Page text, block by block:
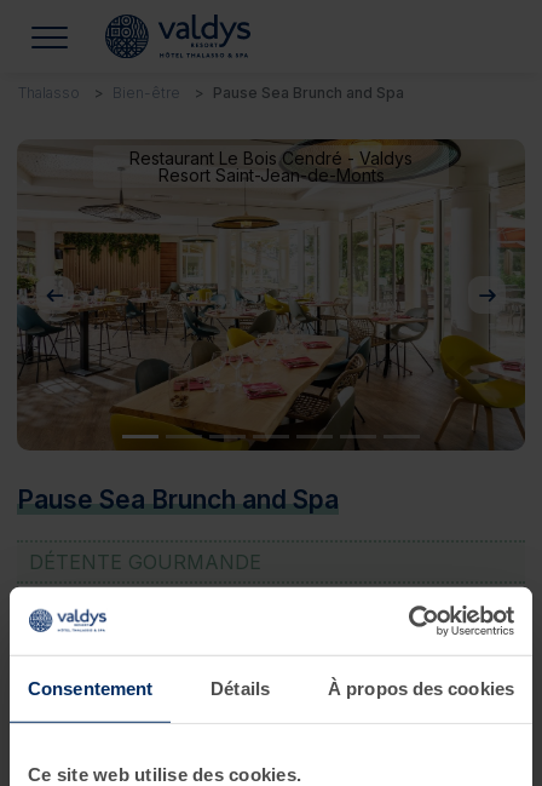
Consentement Détails À propos des cookies
Ce site web utilise des cookies.
Thalasso Bien-être Pause Sea Brunch and Spa
Restaurant Le Bois Cendré - Valdys
Resort Saint-Jean-de-Monts
Précédent
Pause Sea Brunch and Spa
DÉTENTE GOURMANDE
1 jour
Pourles gourmands et amateurs de bien-être, en quête
d’un moment alliant
plaisirs gustatifs et bienfaits de la
thalassothérapie
. À vivreen solo, en couple, en famille ou
entre amis, pour uneexpérience unique de détente et de
NotreJournée Sea Brunch & Spa